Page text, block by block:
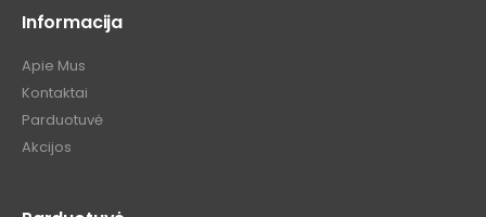
Informacija
Apie Mus
Kontaktai
Parduotuvė
Akcijos